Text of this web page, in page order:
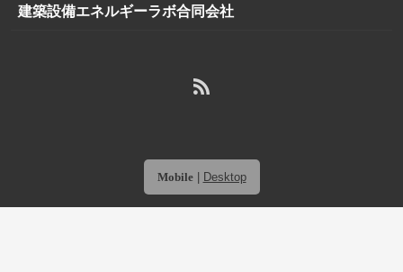
建築設備エネルギーラボ合同会社
Mobile| Desktop